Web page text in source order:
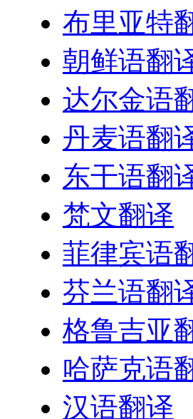
布里亚特
朝鲜语翻
达尔金语
丹麦语翻
东干语翻
梵文翻译
菲律宾语
芬兰语翻
格鲁吉亚
哈萨克语
汉语翻译